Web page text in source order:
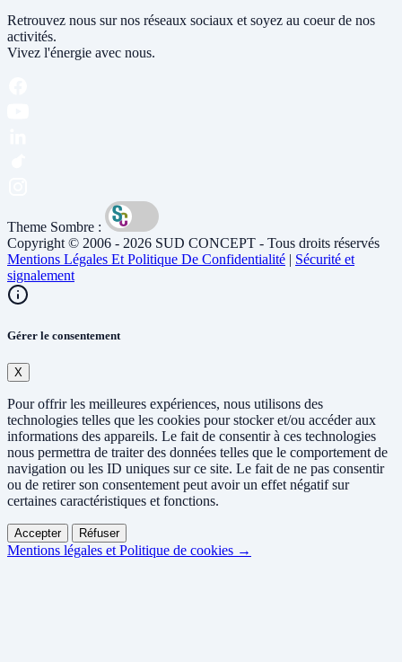
Retrouvez nous sur nos réseaux sociaux et soyez au coeur de nos
activités.
Vivez l'énergie avec nous.
Theme Sombre :
Copyright © 2006 - 2026 SUD CONCEPT - Tous droits réservés
Mentions Légales Et Politique De Confidentialité | Sécurité et
signalement
Gérer le consentement
X
Pour offrir les meilleures expériences, nous utilisons des
technologies telles que les cookies pour stocker et/ou accéder aux
informations des appareils. Le fait de consentir à ces technologies
nous permettra de traiter des données telles que le comportement de
navigation ou les ID uniques sur ce site. Le fait de ne pas consentir
ou de retirer son consentement peut avoir un effet négatif sur
certaines caractéristiques et fonctions.
Accepter Réfuser
Mentions légales et Politique de cookies →